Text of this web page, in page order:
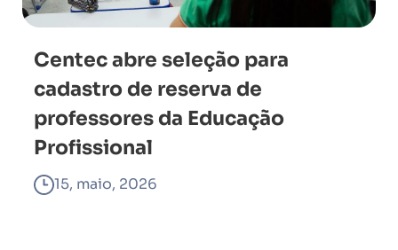
Centec abre seleção para
cadastro de reserva de
professores da Educação
Profissional
15, maio, 2026